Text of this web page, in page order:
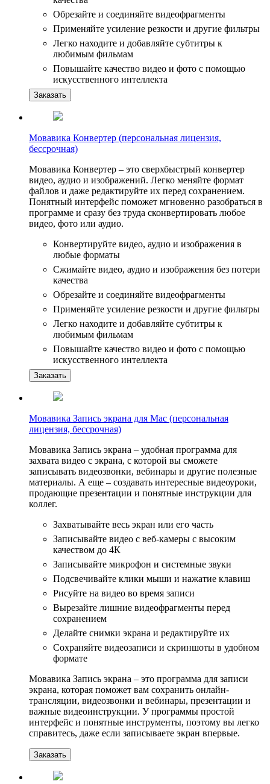
Обрезайте и соединяйте видеофрагменты
Применяйте усиление резкости и другие фильтры
Легко находите и добавляйте субтитры к
любимым фильмам
Повышайте качество видео и фото с помощью
искусственного интеллекта
Заказать
Мовавика Конвертер (персональная лицензия,
бессрочная)
Мовавика Конвертер – это сверхбыстрый конвертер
видео, аудио и изображений. Легко меняйте формат
файлов и даже редактируйте их перед сохранением.
Понятный интерфейс поможет мгновенно разобраться в
программе и сразу без труда сконвертировать любое
видео, фото или аудио.
Конвертируйте видео, аудио и изображения в
любые форматы
Сжимайте видео, аудио и изображения без потери
качества
Обрезайте и соединяйте видеофрагменты
Применяйте усиление резкости и другие фильтры
Легко находите и добавляйте субтитры к
любимым фильмам
Повышайте качество видео и фото с помощью
искусственного интеллекта
Заказать
Мовавика Запись экрана для Мас (персональная
лицензия, бессрочная)
Мовавика Запись экрана – удобная программа для
захвата видео с экрана, с которой вы сможете
записывать видеозвонки, вебинары и другие полезные
материалы. А еще – создавать интересные видеоуроки,
продающие презентации и понятные инструкции для
коллег.
Захватывайте весь экран или его часть
Записывайте видео с веб-камеры с высоким
качеством до 4К
Записывайте микрофон и системные звуки
Подсвечивайте клики мыши и нажатие клавиш
Рисуйте на видео во время записи
Вырезайте лишние видеофрагменты перед
сохранением
Делайте снимки экрана и редактируйте их
Сохраняйте видеозаписи и скриншоты в удобном
формате
Мовавика Запись экрана – это программа для записи
экрана, которая поможет вам сохранить онлайн-
трансляции, видеозвонки и вебинары, презентации и
важные видеоинструкции. У программы простой
интерфейс и понятные инструменты, поэтому вы легко
справитесь, даже если записываете экран впервые.
Заказать